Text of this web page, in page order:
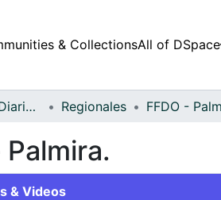
& CollectionsAll of DSpace
Fondo Fotográfico Diario Occidente Regionales
& Videos